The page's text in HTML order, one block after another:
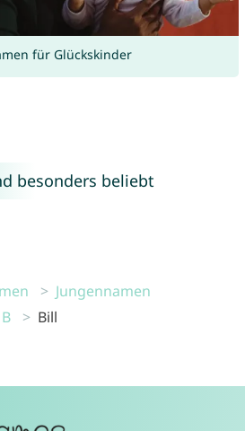
für Glückskinder
besonders beliebt
Jungennamen
Bill